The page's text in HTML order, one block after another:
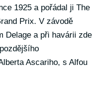
1925 a pořádal ji The
Prix. V závodě
Delage a při havárii zde
Ascariho, s Alfou